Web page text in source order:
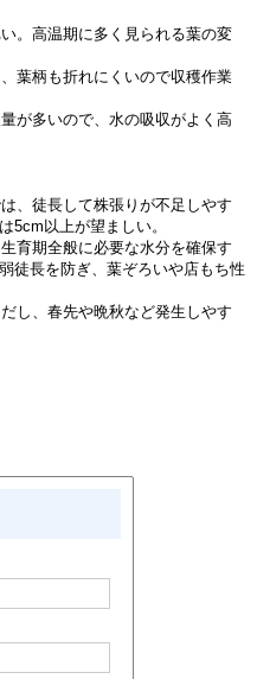
。高温期に多く見られる葉の変
葉柄も折れにくいので収穫作業
が多いので、水の吸収がよく高
、徒長して株張りが不足しやす
5cm以上が望ましい。
育期全般に必要な水分を確保す
徒長を防ぎ、葉ぞろいや店もち性
し、春先や晩秋など発生しやす